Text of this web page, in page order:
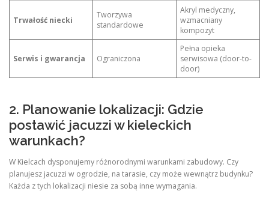
Trwałość niecki
Tworzywa
standardowe
Akryl medyczny,
wzmacniany
kompozyt
Serwis i gwarancja Ograniczona
Pełna opieka
serwisowa (door-to-
door)
2. Planowanie lokalizacji: Gdzie
postawić jacuzzi w kieleckich
warunkach?
W Kielcach dysponujemy różnorodnymi warunkami zabudowy. Czy
planujesz jacuzzi w ogrodzie, na tarasie, czy może wewnątrz budynku?
Każda z tych lokalizacji niesie za sobą inne wymagania.